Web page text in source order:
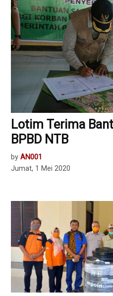
Lotim Terima
BPBD NTB
by AN001
Jumat, 1 Mei 2020